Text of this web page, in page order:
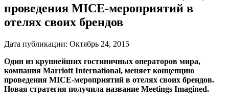
проведения MICE-мероприятий в
отелях своих брендов
Дата публикации: Октябрь 24, 2015
Один из крупнейших гостиничных операторов мира,
компания Marriott International, меняет концепцию
проведения MICE-мероприятий в отелях своих брендов.
Новая стратегия получила название Meetings Imagined.